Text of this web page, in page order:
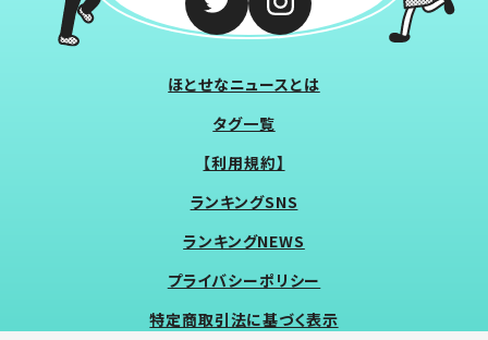
ほとせなニュースとは
タグ一覧
【利用規約】
ランキングSNS
ランキングNEWS
プライバシーポリシー
特定商取引法に基づく表示